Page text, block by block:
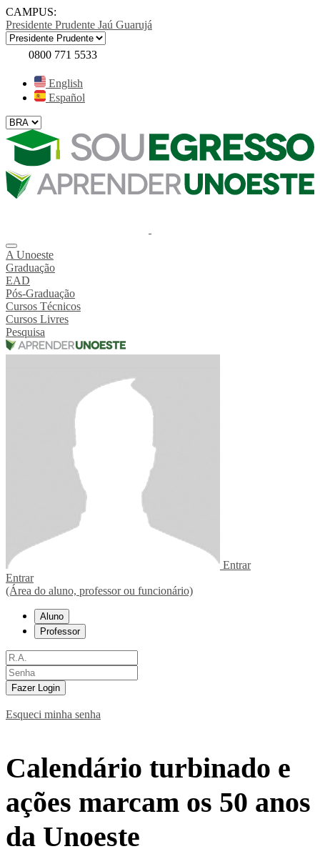
CAMPUS:
Presidente Prudente Jaú Guarujá
0800 771 5533
English
Español
A Unoeste
Graduação
EAD
Pós-Graduação
Cursos Técnicos
Cursos Livres
Pesquisa
Entrar
Entrar
(Área do aluno, professor ou funcionário)
Aluno
Professor
Fazer Login
Esqueci minha senha
Calendário turbinado e
ações marcam os 50 anos
da Unoeste